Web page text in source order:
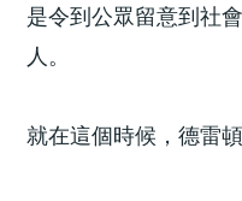
是令到公眾留意到社
人。
就在這個時候，德雷